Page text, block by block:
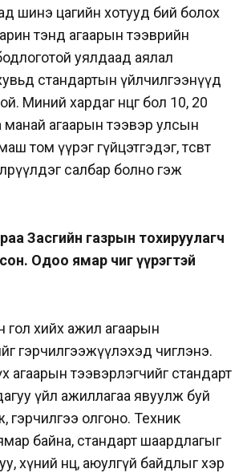
шинэ цагийн хотууд бий болох
тэнд агаарын тээврийн
уялдаад аялал
стандартын үйлчилгээнүүд
Миний хардаг өнцөг бол 10, 20
агаарын тээвэр улсын
том үүрэг гүйцэтгэдэг, төсөвт
салбар болно гэж
Засгийн газрын тохируулагч
Одоо ямар чиг үүрэгтэй
гол хийх ажил агаарын
гэрчилгээжүүлэхэд чиглэнэ.
агаарын тээвэрлэгчийг стандарт
үйл ажиллагаа явуулж буй
гэрчилгээ олгоно. Техник
байна, стандарт шаардлагыг
хүний нөөц, аюулгүй байдлыг хэр